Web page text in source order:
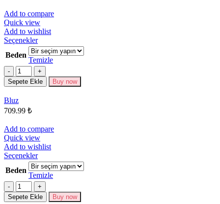
Add to compare
Quick view
Add to wishlist
SeçeneklerBu
ürünün
birden
fazla
varyasyonu
var.
Beden
Temizle
Miktar
Sepete Ekle Buy now
Bluz
709.99 ₺
Add to compare
Quick view
Add to wishlist
SeçeneklerBu
ürünün
birden
fazla
varyasyonu
var.
Beden
Temizle
Miktar
Sepete Ekle Buy now